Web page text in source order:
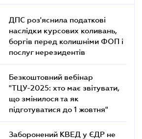
ДПС роз'яснила податкові
наслідки курсових коливань,
боргів перед колишніми ФОП і
послуг нерезидентів
Безкоштовний вебінар
"ТЦУ-2025: хто має звітувати,
що змінилося та як
підготуватися до 1 жовтня"
Заборонений КВЕД у ЄДР не